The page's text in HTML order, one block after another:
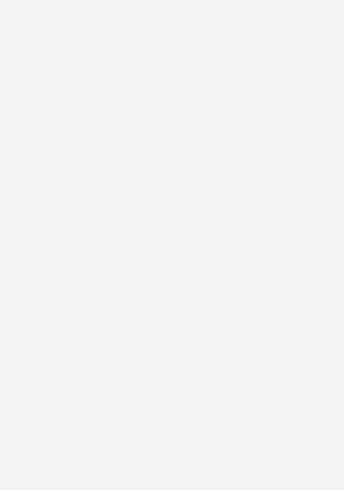
Angaben des BSW-Solar gab es Ende 2009 in
63.000 Jobs.
die Großhändler, die Planer und
im Süden und Westen Deutschlands
meist im strukturschwachen Osten
Die Fabriken befinden sich in scharfem
aus Fernost. In den vergangenen
enorme Produktionskapazitäten aus dem
kamen mehr als die Hälfte der in Deutschland
aus China, rechnet eine Studie der Berliner
und Wirtschaft (HTW) im Auftrag der
vor. Dagegen wurden im gleichen
Solarmodule aus deutscher Produktion
verursachen die Deutschen selbst: